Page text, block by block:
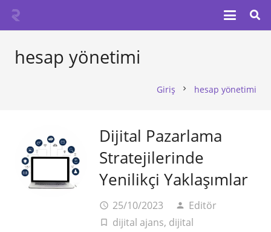
hesap yönetimi
Giriş chevron_right hesap yönetimi
Dijital Pazarlama
Stratejilerinde
Yenilikçi Yaklaşımlar
access_time 25/10/2023 person Editör
turned_in_not dijital ajans, dijital